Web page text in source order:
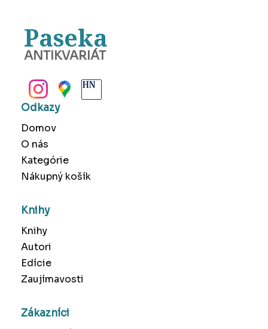
Paseka
ANTIKVARIÁT
Odkazy
Domov
O nás
Kategórie
Nákupný košík
Knihy
Knihy
Autori
Edície
Zaujímavosti
Zákazníci